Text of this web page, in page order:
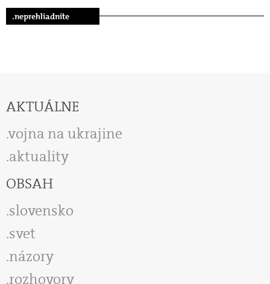
.neprehliadnite
AKTUÁLNE
vojna na ukrajine
aktuality
OBSAH
slovensko
svet
názory
rozhovory